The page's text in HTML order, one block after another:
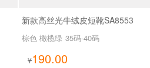
新款高丝光牛绒皮短靴SA8553
棕色 橄榄绿 35码-40码
¥190.00